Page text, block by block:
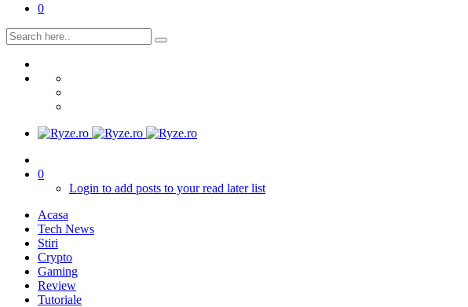
0
0
Login to add posts to your read later list
Acasa
Tech News
Stiri
Crypto
Gaming
Review
Tutoriale